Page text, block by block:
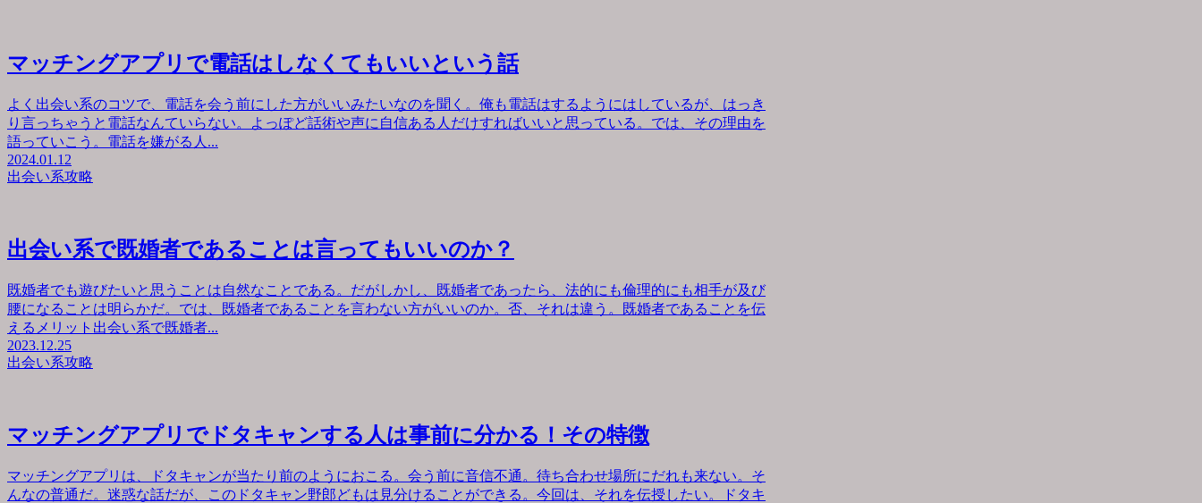
マッチングアプリで電話はしなくてもいいという話
よく出会い系のコツで、電話を会う前にした方がいいみたいなのを聞く。俺も電話はするようにはしているが、はっき
り言っちゃうと電話なんていらない。よっぽど話術や声に自信ある人だけすればいいと思っている。では、その理由を
語っていこう。電話を嫌がる人...
2024.01.12
出会い系攻略
出会い系で既婚者であることは言ってもいいのか？
既婚者でも遊びたいと思うことは自然なことである。だがしかし、既婚者であったら、法的にも倫理的にも相手が及び
腰になることは明らかだ。では、既婚者であることを言わない方がいいのか。否、それは違う。既婚者であることを伝
えるメリット出会い系で既婚者...
2023.12.25
出会い系攻略
マッチングアプリでドタキャンする人は事前に分かる！その特徴
マッチングアプリは、ドタキャンが当たり前のようにおこる。会う前に音信不通。待ち合わせ場所にだれも来ない。そ
んなの普通だ。迷惑な話だが、このドタキャン野郎どもは見分けることができる。今回は、それを伝授したい。ドタキ